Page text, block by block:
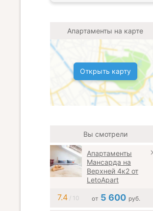
Апартаменты на карте
Открыть карту
Вы смотрели
Апартаменты
Мансарда на
Верхней 4к2 от
LetoApart
7.4 / 10 от 5 600 руб.